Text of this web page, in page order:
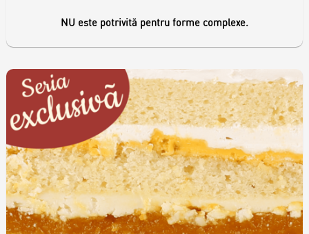
NU este potrivită pentru forme complexe.